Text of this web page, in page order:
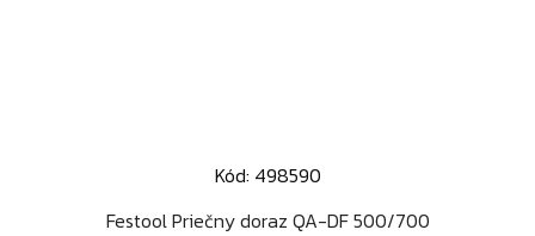
Kód: 498590
Festool Priečny doraz QA-DF 500/700